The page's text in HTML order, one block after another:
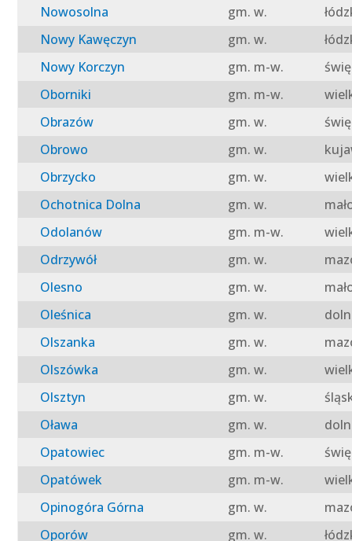
Nowosolna
gm. w.
Nowy Kawęczyn
gm. w.
Nowy Korczyn
gm. m-w.
Oborniki
gm. m-w.
Obrazów
gm. w.
Obrowo
gm. w.
Obrzycko
gm. w.
Ochotnica Dolna
gm. w.
Odolanów
gm. m-w.
Odrzywół
gm. w.
Olesno
gm. w.
Oleśnica
gm. w.
Olszanka
gm. w.
Olszówka
gm. w.
Olsztyn
gm. w.
Oława
gm. w.
Opatowiec
gm. m-w.
Opatówek
gm. m-w.
Opinogóra Górna
gm. w.
Oporów
gm. w.